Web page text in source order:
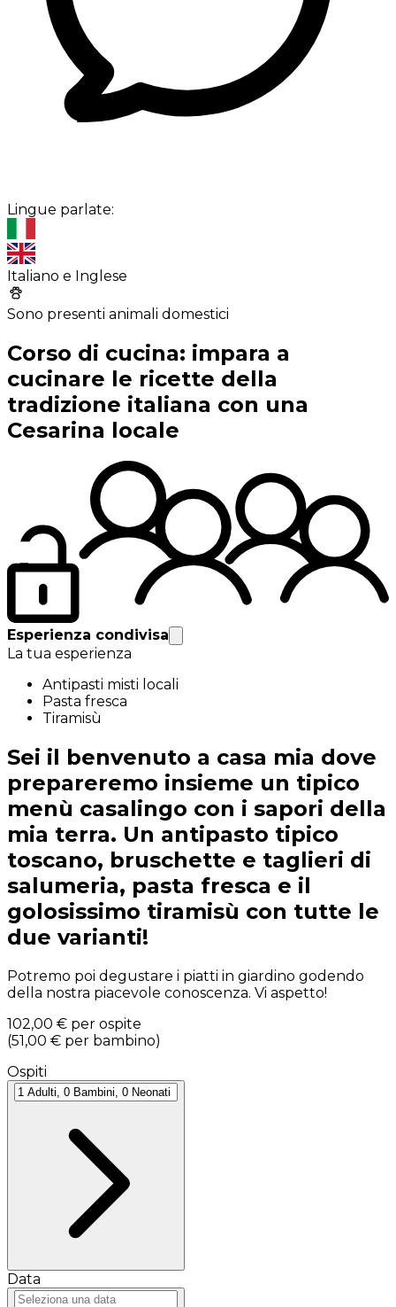
Lingue parlate:
Italiano e Inglese
Sono presenti animali domestici
Corso di cucina: impara a
cucinare le ricette della
tradizione italiana con una
Cesarina locale
Esperienza condivisa
La tua esperienza
Antipasti misti locali
Pasta fresca
Tiramisù
Sei il benvenuto a casa mia dove
prepareremo insieme un tipico
menù casalingo con i sapori della
mia terra. Un antipasto tipico
toscano, bruschette e taglieri di
salumeria, pasta fresca e il
golosissimo tiramisù con tutte le
due varianti!
Potremo poi degustare i piatti in giardino godendo
della nostra piacevole conoscenza. Vi aspetto!
102,00 € per ospite
(51,00 € per bambino)
Ospiti
Data